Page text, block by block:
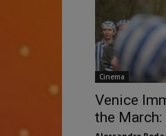
Cinema
Venice
the